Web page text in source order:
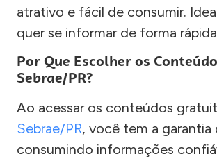
atrativo e fácil de consumir.
quer se informar de forma
Por Que Escolher os
Sebrae/PR?
Ao acessar os conteúdos
Sebrae/PR, você tem a garantia
consumindo informações